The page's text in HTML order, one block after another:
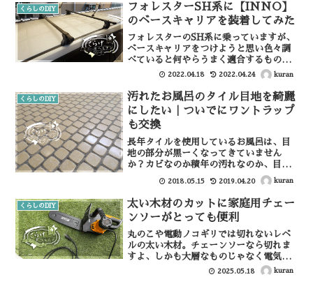
くらしのDIY
フォレスターSH系に【INNO】
のベースキャリアを装着してみた
フォレスターのSH系に乗っていますが、
ベースキャリアをつけようと思い色々調
べていると何やらうまく適合するものが
少ない？らしく目当てのベースキャリア
ォレスターはルーフレールやドリップモ
ール（雨どい）がないタ...
2022.04.18 2022.04.24 kuran
くらしのDIY
汚れたお風呂のタイル目地を綺麗
にしたい｜ついでにワントラップ
も交換
長年タイルを使用しているお風呂は、目
地の部分が黒ーくなってきていません
か？カビなのか積年の汚れなのか、目地
材がなくなって下地が見えているのか、
見た目にも悪いですよね。カビだけなら
掃除すればいいのですが、目地がすり減
りタイルが浮いてきているこ...
2018.05.15 2019.04.20 kuran
くらしのDIY
太い木材のカットに家庭用チェー
ンソーがとっても便利
丸のこや電動ノコギリでは切れないレベ
ルの太い木材。チェーンソーなら切れま
すよ、しかも大層なものじゃなく電気だ
けで動く家庭用のものがあるのです。キ
2025.05.18 kuran